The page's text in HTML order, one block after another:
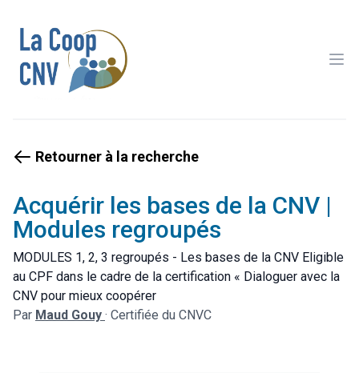
Retourner à la recherche
Acquérir les bases de la CNV |
Modules regroupés
MODULES 1, 2, 3 regroupés - Les bases de la CNV Eligible
au CPF dans le cadre de la certification « Dialoguer avec la
CNV pour mieux coopérer
Par Maud Gouy · Certifiée du CNVC